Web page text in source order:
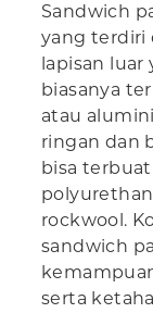
Sandwich
yang terdiri
lapisan
biasanya
atau
ringan dan
bisa
rockwool.
sandwich
serta